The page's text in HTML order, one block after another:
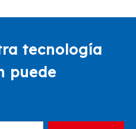
tecnología
puede